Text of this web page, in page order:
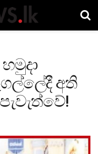
අති